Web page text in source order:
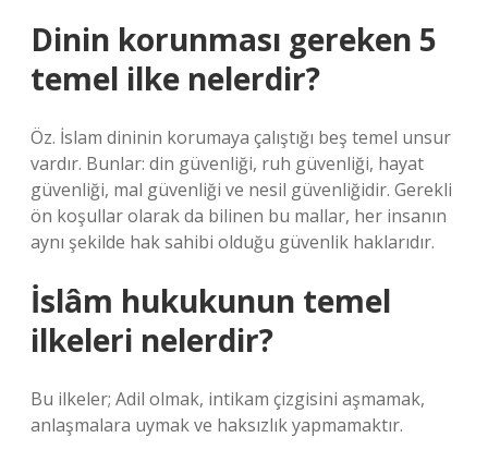
Dinin korunması gereken 5
temel ilke nelerdir?
Öz. İslam dininin korumaya çalıştığı beş temel unsur
vardır. Bunlar: din güvenliği, ruh güvenliği, hayat
güvenliği, mal güvenliği ve nesil güvenliğidir. Gerekli
ön koşullar olarak da bilinen bu mallar, her insanın
aynı şekilde hak sahibi olduğu güvenlik haklarıdır.
İslâm hukukunun temel
ilkeleri nelerdir?
Bu ilkeler; Adil olmak, intikam çizgisini aşmamak,
anlaşmalara uymak ve haksızlık yapmamaktır.